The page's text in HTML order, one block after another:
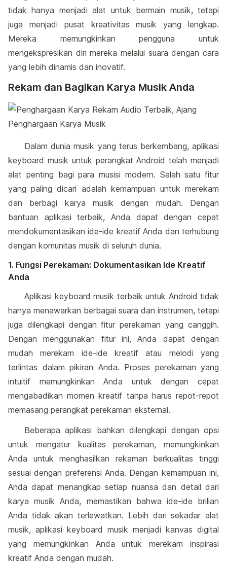
tidak hanya menjadi alat untuk bermain musik, tetapi
juga menjadi pusat kreativitas musik yang lengkap.
Mereka memungkinkan pengguna untuk
mengekspresikan diri mereka melalui suara dengan cara
yang lebih dinamis dan inovatif.
Rekam dan Bagikan Karya Musik Anda
Dalam dunia musik yang terus berkembang, aplikasi
keyboard musik untuk perangkat Android telah menjadi
alat penting bagi para musisi modern. Salah satu fitur
yang paling dicari adalah kemampuan untuk merekam
dan berbagi karya musik dengan mudah. Dengan
bantuan aplikasi terbaik, Anda dapat dengan cepat
mendokumentasikan ide-ide kreatif Anda dan terhubung
dengan komunitas musik di seluruh dunia.
1. Fungsi Perekaman: Dokumentasikan Ide Kreatif
Anda
Aplikasi keyboard musik terbaik untuk Android tidak
hanya menawarkan berbagai suara dan instrumen, tetapi
juga dilengkapi dengan fitur perekaman yang canggih.
Dengan menggunakan fitur ini, Anda dapat dengan
mudah merekam ide-ide kreatif atau melodi yang
terlintas dalam pikiran Anda. Proses perekaman yang
intuitif memungkinkan Anda untuk dengan cepat
mengabadikan momen kreatif tanpa harus repot-repot
memasang perangkat perekaman eksternal.
Beberapa aplikasi bahkan dilengkapi dengan opsi
untuk mengatur kualitas perekaman, memungkinkan
Anda untuk menghasilkan rekaman berkualitas tinggi
sesuai dengan preferensi Anda. Dengan kemampuan ini,
Anda dapat menangkap setiap nuansa dan detail dari
karya musik Anda, memastikan bahwa ide-ide brilian
Anda tidak akan terlewatkan. Lebih dari sekadar alat
musik, aplikasi keyboard musik menjadi kanvas digital
yang memungkinkan Anda untuk merekam inspirasi
kreatif Anda dengan mudah.